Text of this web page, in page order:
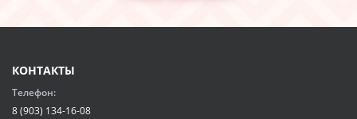
КОНТАКТЫ
Телефон:
8 (903) 134-16-08